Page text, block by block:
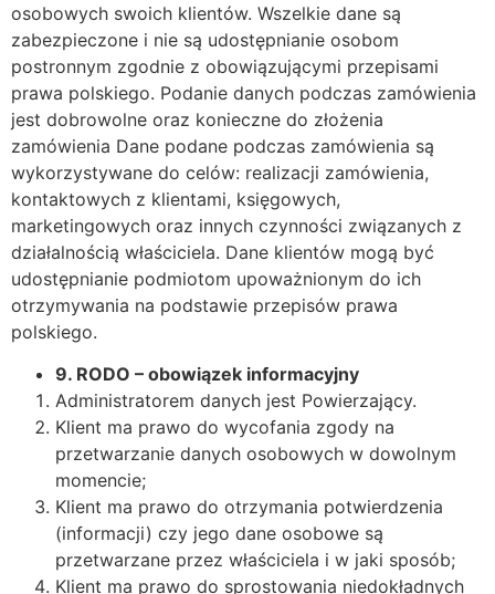
osobowych swoich klientów. Wszelkie dane są
zabezpieczone i nie są udostępnianie osobom
postronnym zgodnie z obowiązującymi przepisami
prawa polskiego. Podanie danych podczas zamówienia
jest dobrowolne oraz konieczne do złożenia
zamówienia Dane podane podczas zamówienia są
wykorzystywane do celów: realizacji zamówienia,
kontaktowych z klientami, księgowych,
marketingowych oraz innych czynności związanych z
działalnością właściciela. Dane klientów mogą być
udostępnianie podmiotom upoważnionym do ich
otrzymywania na podstawie przepisów prawa
polskiego.
9. RODO – obowiązek informacyjny
Administratorem danych jest Powierzający.
Klient ma prawo do wycofania zgody na
przetwarzanie danych osobowych w dowolnym
momencie;
Klient ma prawo do otrzymania potwierdzenia
(informacji) czy jego dane osobowe są
przetwarzane przez właściciela i w jaki sposób;
Klient ma prawo do sprostowania niedokładnych